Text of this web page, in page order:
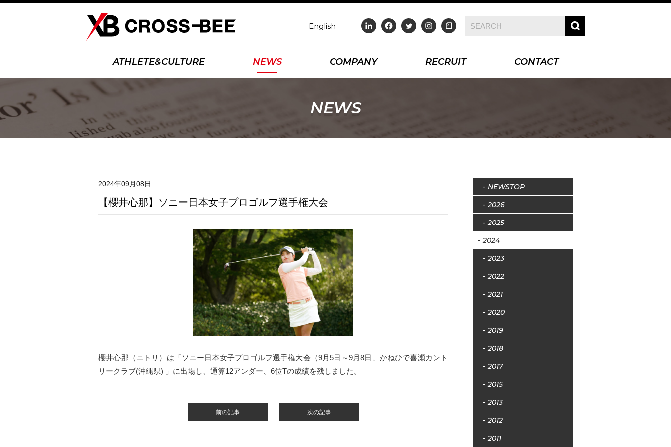
English
ATHLETE&CULTURE NEWS COMPANY RECRUIT CONTACT
NEWS
2024年09月08日
【櫻井心那】ソニー日本女子プロゴルフ選手権大会
櫻井心那（ニトリ） は「ソニー日本女子プロゴルフ選手権大会（9月5日～9月8日
、かねひで喜瀬カント
リークラブ(沖縄県) 」に出場し、通算12アンダー、6位Tの成績を残しました。
前の記事 次の記事
NEWSTOP
2026
2025
2024
2023
2022
2021
2020
2019
2018
2017
2015
2013
2012
2011